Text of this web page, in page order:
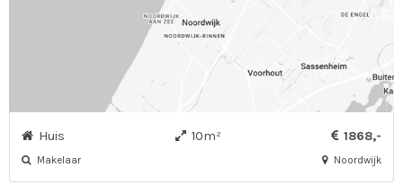
Huis 10m² 1868,-
Makelaar Noordwijk